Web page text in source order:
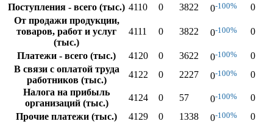
Поступления - всего (тыс.) 4110 0 3822 0-100%
0
От продажи продукции,
товаров, работ и услуг
(тыс.)
4111 0 3822 0-100% 0
Платежи - всего (тыс.) 4120 0 3622 0-100%
0
В связи с оплатой труда
работников (тыс.)
4122 0 2227 0-100%
0
Налога на прибыль
организаций (тыс.)
4124 0 57 0-100%
0
Прочие платежи (тыс.)
4129 0 1338 0-100%
0